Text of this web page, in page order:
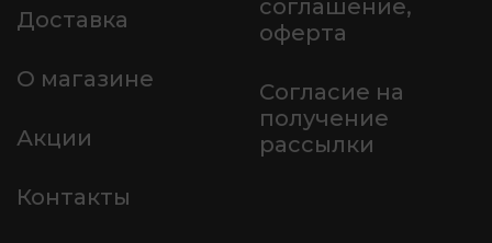
Доставка
О магазине
Акции
Контакты
соглашение,
оферта
Согласие на
получение
рассылки